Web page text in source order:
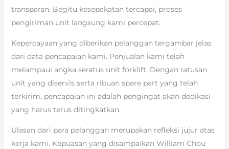
transparan. Begitu kesepakatan tercapai, proses
pengiriman unit langsung kami percepat.
Kepercayaan yang diberikan pelanggan tergambar jelas
dari data pencapaian kami. Penjualan kami telah
melampaui angka seratus unit forklift. Dengan ratusan
unit yang diservis serta ribuan spare part yang telah
terkirim, pencapaian ini adalah pengingat akan dedikasi
yang harus terus ditingkatkan.
Ulasan dari para pelanggan merupakan refleksi jujur atas
kerja kami. Kepuasan yang disampaikan William Chou